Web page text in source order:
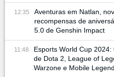
12:35
Aventuras em Natlan,
recompensas de
5.0 de Genshin Impact
11:48
Esports World Cup
de Dota 2, League of
Warzone e Mobile